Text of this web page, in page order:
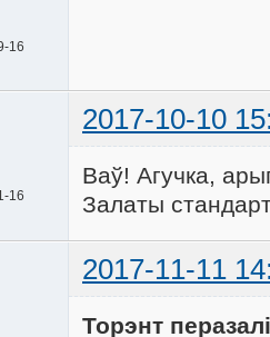
16
2017-10-10
16
Ваў! Агучка,
Залаты
2017-11-11
Торэнт